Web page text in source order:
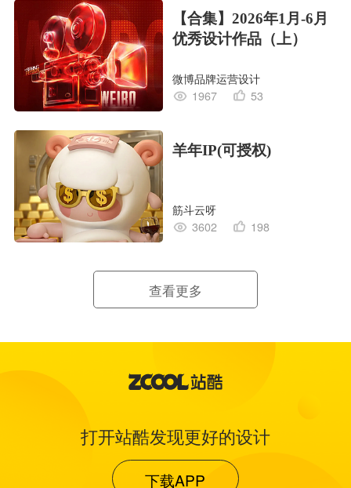
【合集】2026年1月-6月
优秀设计作品（上）
微博品牌运营设计
1967
53
羊年IP(可授权)
筋斗云呀
3602
198
查看更多
打开站酷发现更好的设计
下载APP